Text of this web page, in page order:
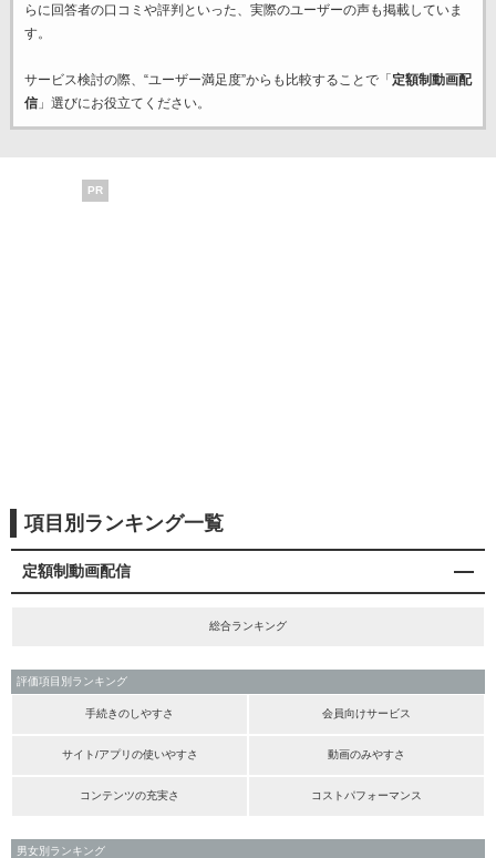
らに回答者の口コミや評判といった、実際のユーザーの声も掲載していま
す。
サービス検討の際、“ユーザー満足度”からも比較することで「 定額制動画配
信」選びにお役立てください。
PR
項目別ランキング一覧
定額制動画配信
総合ランキング
評価項目別ランキング
手続きのしやすさ 会員向けサービス
サイト/アプリの使いやすさ 動画のみやすさ
コンテンツの充実さ コストパフォーマンス
男女別ランキング